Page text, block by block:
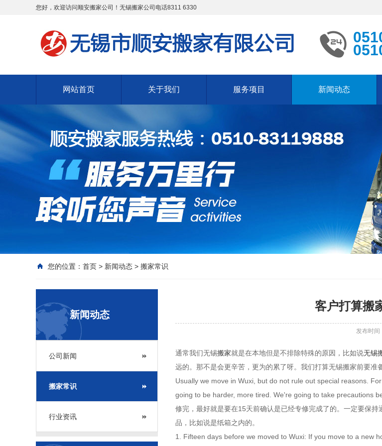
您好，欢迎访问顺安搬家公司！无锡搬家公司电话8311 6330
网站首页 关于我们 服务项目 新闻动态
您的位置： 首页 > 新闻动态 > 搬家常识
新闻动态
公司新闻
搬家常识
行业资讯
客户打算搬
发布时间
通常我们无锡搬家就是在本地但是不排除特殊的原因，比如说无锡
远的。那不是会更辛苦，更为的累了呀。我们打算无锡搬家前要准
Usually we move in Wuxi, but do not rule out special reasons.
going to be harder, more tired. We're going to take precautions
修完，最好就是要在15天前确认是已经专修完成了的。一定要保
品，比如说是纸箱之内的。
1. Fifteen days before we moved to Wuxi: If you move to a new